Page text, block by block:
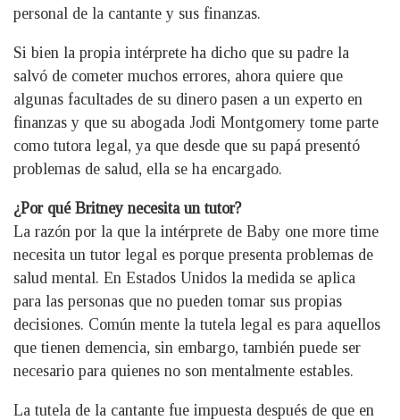
personal de la cantante y sus finanzas.
Si bien la propia intérprete ha dicho que su padre la
salvó de cometer muchos errores, ahora quiere que
algunas facultades de su dinero pasen a un experto en
finanzas y que su abogada Jodi Montgomery tome parte
como tutora legal, ya que desde que su papá presentó
problemas de salud, ella se ha encargado.
¿Por qué Britney necesita un tutor?
La razón por la que la intérprete de Baby one more time
necesita un tutor legal es porque presenta problemas de
salud mental. En Estados Unidos la medida se aplica
para las personas que no pueden tomar sus propias
decisiones. Común mente la tutela legal es para aquellos
que tienen demencia, sin embargo, también puede ser
necesario para quienes no son mentalmente estables.
La tutela de la cantante fue impuesta después de que en